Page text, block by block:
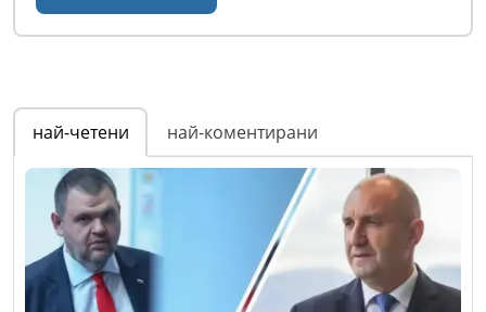
най-четени най-коментирани